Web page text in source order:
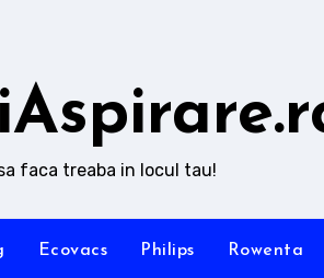
faca treaba in locul tau!
Ecovacs Philips Rowenta